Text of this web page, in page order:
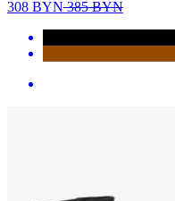
308 BYN385BYN